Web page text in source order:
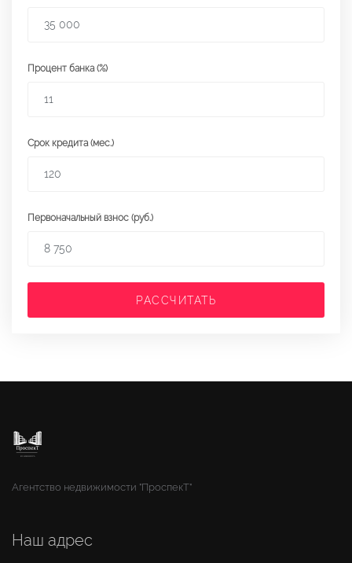
Процент банка (%)
Срок кредита (мес.)
Первоначальный взнос (руб.)
РАССЧИТАТЬ
Агентство недвижимости "ПроспекТ"
Наш адрес